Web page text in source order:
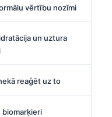
vērtību nozīmi
un uztura
reaģēt uz to
biomarķieri